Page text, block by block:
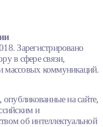
Зарегистрировано
в сфере связи,
массовых коммуникаций.
на сайте,
и
об интеллектуальной